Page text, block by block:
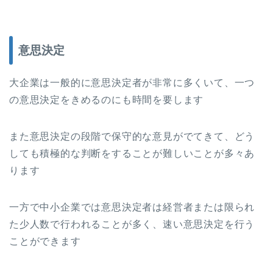
意思決定
大企業は一般的に意思決定者が非常に多くいて、一つ
の意思決定をきめるのにも時間を要します
また意思決定の段階で保守的な意見がでてきて、どう
しても積極的な判断をすることが難しいことが多々あ
ります
一方で中小企業では意思決定者は経営者または限られ
た少人数で行われることが多く、速い意思決定を行う
ことができます